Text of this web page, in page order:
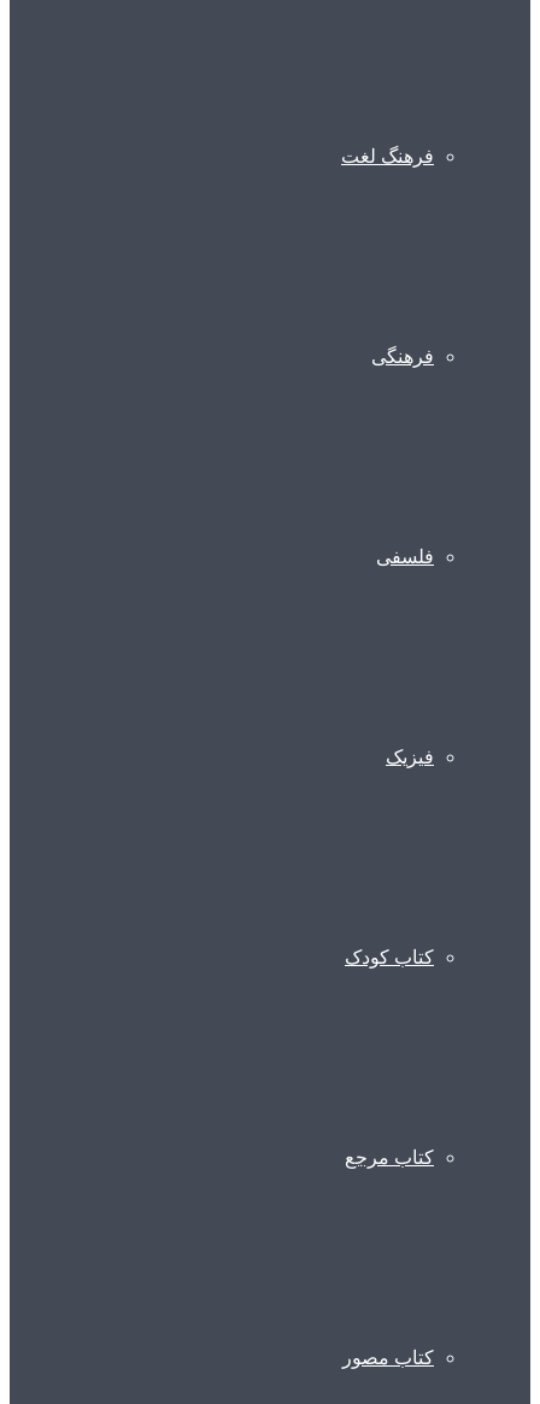
فرهنگ لغت
فرهنگی
فلسفی
فیزیک
کتاب کودک
کتاب مرجع
کتاب مصور